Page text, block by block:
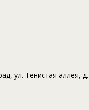
ул. Тенистая аллея, д.